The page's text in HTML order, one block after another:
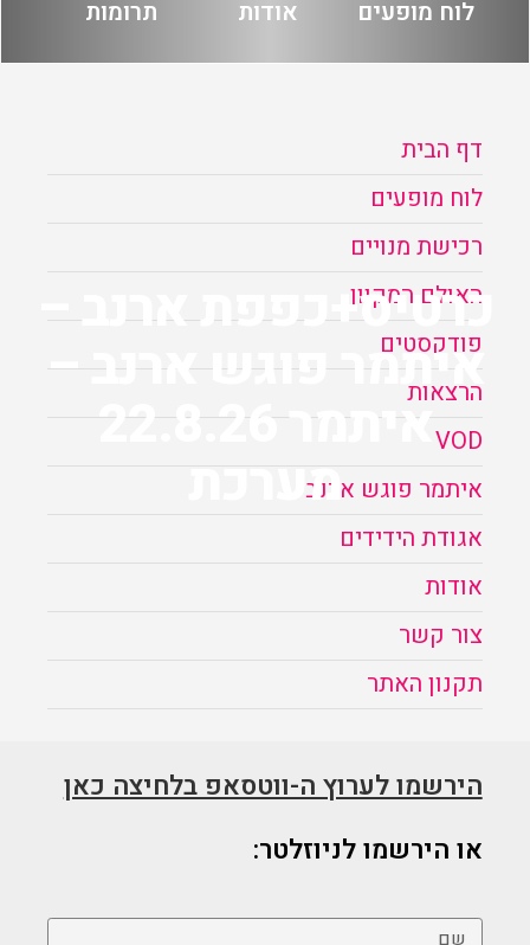
כרטיס+כפפת ארנב –
איתמר פוגש ארנב –
איתמר 22.8.26
מערכת
לוח מופעים אודות תרומות
דף הבית
לוח מופעים
רכישת מנויים
האולם המקוון
פודקסטים
הרצאות
VOD
איתמר פוגש ארנב
אגודת הידידים
אודות
צור קשר
תקנון האתר
הירשמו לערוץ ה-ווטסאפ בלחיצה כאן
או הירשמו לניוזלטר: